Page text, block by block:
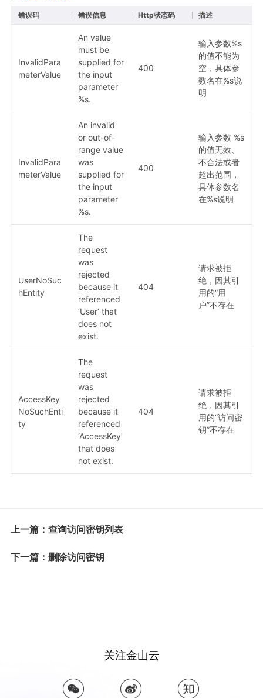
错误码 错误信息 Http状态码 描述
InvalidPara
meterValue
An value
must be
supplied for
the input
parameter
%s.
400
输入参数%s
的值不能为
空，具体参
数名在%s说
明
InvalidPara
meterValue
An invalid
or out-of-
range value
was
supplied for
the input
parameter
%s.
400
输入参数 %s
的值无效、
不合法或者
超出范围，
具体参数名
在%s说明
UserNoSuc
hEntity
The
request
was
rejected
because it
referenced
‘User’ that
does not
exist.
404
请求被拒
绝，因其引
用的“用
户”不存在
AccessKey
NoSuchEnti
ty
The
request
was
rejected
because it
referenced
‘AccessKey’
that does
not exist.
404
请求被拒
绝，因其引
用的“访问密
钥”不存在
上一篇：查询访问密钥列表
下一篇：删除访问密钥
关注金山云